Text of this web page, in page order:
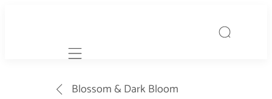
Mobile navigation
Blossom & Dark Bloom